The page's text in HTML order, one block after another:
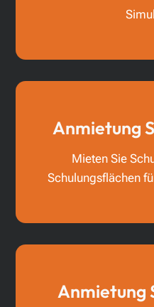
Anmietung
Mieten Sie
Schulungsflächen
Anmietung